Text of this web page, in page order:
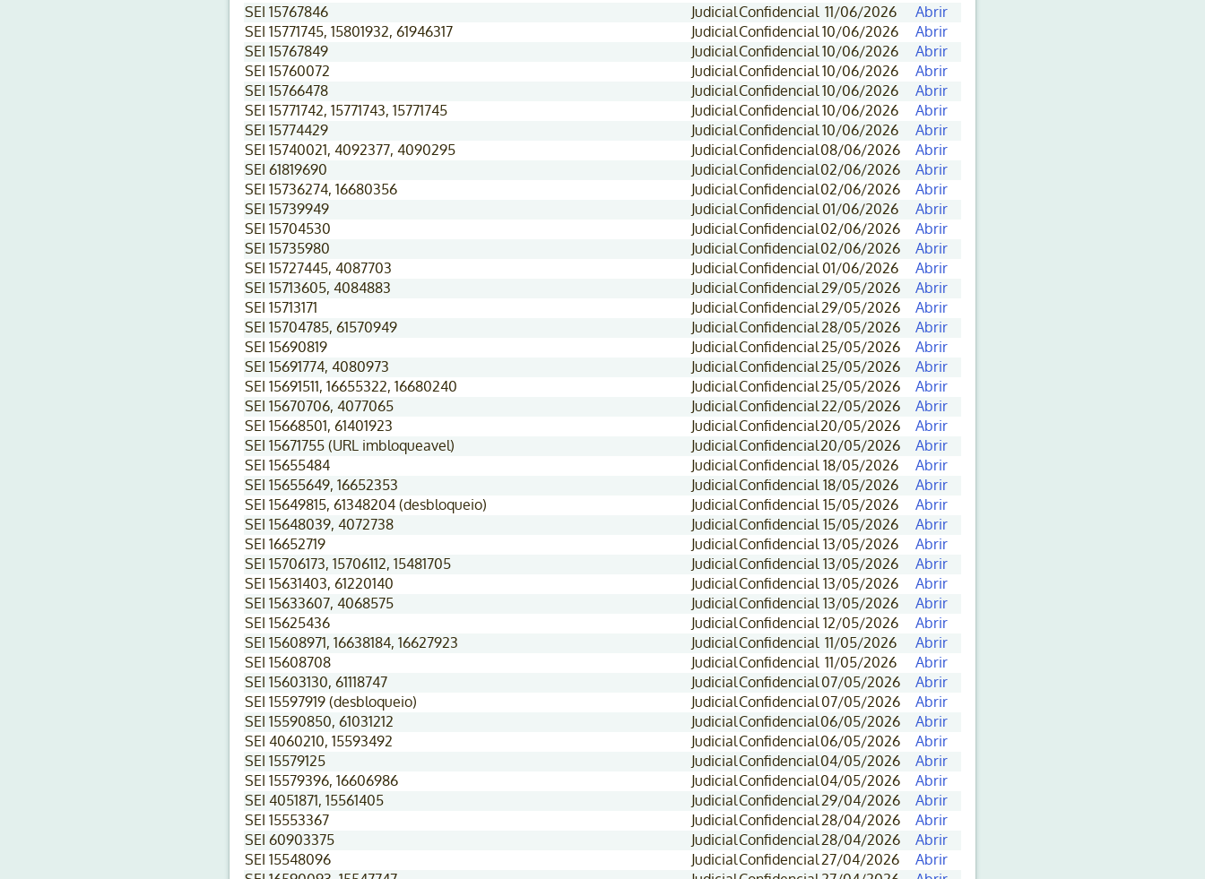
SEI 15767846
JudicialConfidencial 11/06/2026
Abrir
SEI 15771745, 15801932, 61946317
JudicialConfidencial10/06/2026
Abrir
SEI 15767849
JudicialConfidencial10/06/2026
Abrir
SEI 15760072
JudicialConfidencial10/06/2026
Abrir
SEI 15766478
JudicialConfidencial10/06/2026
Abrir
SEI 15771742, 15771743, 15771745
JudicialConfidencial10/06/2026
Abrir
SEI 15774429
JudicialConfidencial10/06/2026
Abrir
SEI 15740021, 4092377, 4090295
JudicialConfidencial08/06/2026
Abrir
SEI 61819690
JudicialConfidencial02/06/2026
Abrir
SEI 15736274, 16680356
JudicialConfidencial02/06/2026
Abrir
SEI 15739949
JudicialConfidencial01/06/2026
Abrir
SEI 15704530
JudicialConfidencial02/06/2026
Abrir
SEI 15735980
JudicialConfidencial02/06/2026
Abrir
SEI 15727445, 4087703
JudicialConfidencial01/06/2026
Abrir
SEI 15713605, 4084883
JudicialConfidencial29/05/2026
Abrir
SEI 15713171
JudicialConfidencial29/05/2026
Abrir
SEI 15704785, 61570949
JudicialConfidencial28/05/2026
Abrir
SEI 15690819
JudicialConfidencial25/05/2026
Abrir
SEI 15691774, 4080973
JudicialConfidencial25/05/2026
Abrir
SEI 15691511, 16655322, 16680240
JudicialConfidencial25/05/2026
Abrir
SEI 15670706, 4077065
JudicialConfidencial22/05/2026
Abrir
SEI 15668501, 61401923
JudicialConfidencial20/05/2026
Abrir
SEI 15671755 (URL imbloqueavel)
JudicialConfidencial20/05/2026
Abrir
SEI 15655484
JudicialConfidencial 18/05/2026
Abrir
SEI 15655649, 16652353
JudicialConfidencial 18/05/2026
Abrir
SEI 15649815, 61348204 (desbloqueio)
JudicialConfidencial 15/05/2026
Abrir
SEI 15648039, 4072738
JudicialConfidencial 15/05/2026
Abrir
SEI 16652719
JudicialConfidencial 13/05/2026
Abrir
SEI 15706173, 15706112, 15481705
JudicialConfidencial 13/05/2026
Abrir
SEI 15631403, 61220140
JudicialConfidencial 13/05/2026
Abrir
SEI 15633607, 4068575
JudicialConfidencial 13/05/2026
Abrir
SEI 15625436
JudicialConfidencial 12/05/2026
Abrir
SEI 15608971, 16638184, 16627923
JudicialConfidencial 11/05/2026
Abrir
SEI 15608708
JudicialConfidencial 11/05/2026
Abrir
SEI 15603130, 61118747
JudicialConfidencial07/05/2026
Abrir
SEI 15597919 (desbloqueio)
JudicialConfidencial07/05/2026
Abrir
SEI 15590850, 61031212
JudicialConfidencial06/05/2026
Abrir
SEI 4060210, 15593492
JudicialConfidencial06/05/2026
Abrir
SEI 15579125
JudicialConfidencial04/05/2026
Abrir
SEI 15579396, 16606986
JudicialConfidencial04/05/2026
Abrir
SEI 4051871, 15561405
JudicialConfidencial29/04/2026
Abrir
SEI 15553367
JudicialConfidencial28/04/2026
Abrir
SEI 60903375
JudicialConfidencial28/04/2026
Abrir
SEI 15548096
JudicialConfidencial27/04/2026
Abrir